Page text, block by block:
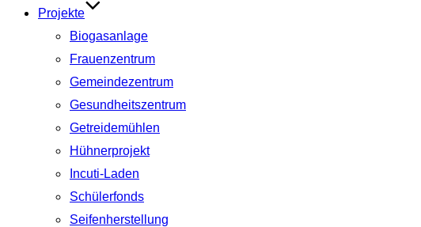
Projekte
Biogasanlage
Frauenzentrum
Gemeindezentrum
Gesundheitszentrum
Getreidemühlen
Hühnerprojekt
Incuti-Laden
Schülerfonds
Seifenherstellung